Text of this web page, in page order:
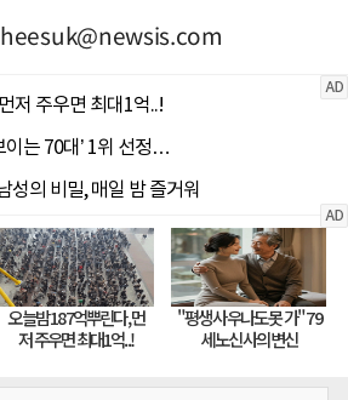
heesuk@newsis.com